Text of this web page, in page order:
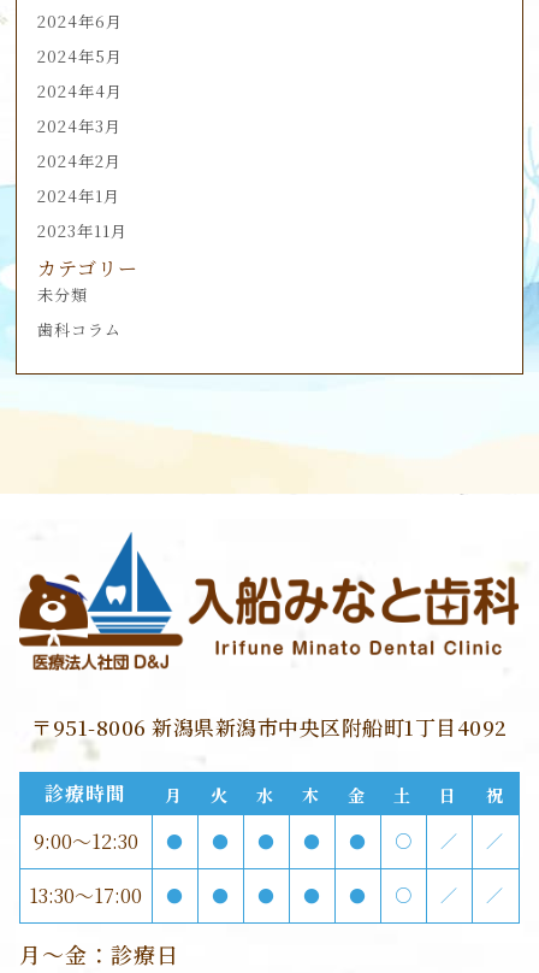
2024年6月
2024年5月
2024年4月
2024年3月
2024年2月
2024年1月
2023年11月
カテゴリー
未分類
歯科コラム
〒951-8006 新潟県新潟市中央区附船町1丁目4092
診療時間 月 火 水 木 金 土 日 祝
9:00～12:30 ● ● ● ● ● ○ ／ ／
13:30～17:00 ● ● ● ● ● ○ ／ ／
月～金：診療日